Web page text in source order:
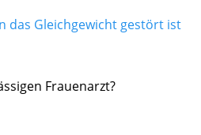
das Gleichgewicht gestört ist
Frauenarzt?